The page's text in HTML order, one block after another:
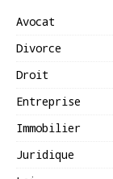
Avocat
Divorce
Droit
Entreprise
Immobilier
Juridique